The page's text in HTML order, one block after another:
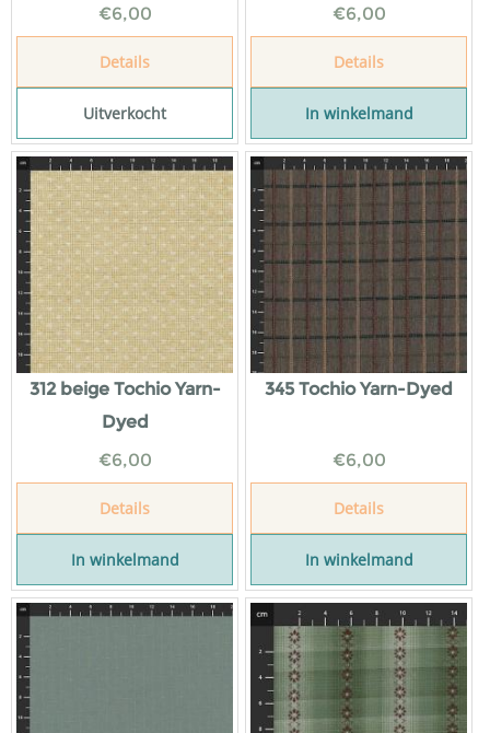
€6,00
Details
Uitverkocht
€6,00
Details
In winkelmand
312 beige Tochio Yarn-
Dyed
€6,00
Details
In winkelmand
345 Tochio Yarn-Dyed
€6,00
Details
In winkelmand